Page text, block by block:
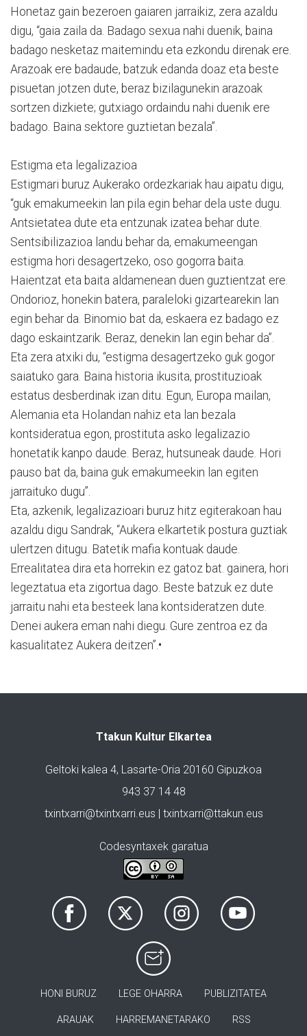
Honetaz gain bezeroen gaiaren jarraikiz, zera azaldu
digu, “gaia zaila da. Badago sexua nahi duenik, baina
badago nesketaz maitemindu eta ezkondu direnak ere.
Arazoak ere badaude, batzuk edanda doaz eta beste
pisuetan jotzen dute, beraz bizilagunekin arazoak
sortzen dizkiete; gutxiago ordaindu nahi duenik ere
badago. Baina sektore guztietan bezala”.
Estigma eta legalizazioa
Estigmari buruz Aukerako ordezkariak hau aipatu digu,
“guk emakumeekin lan pila egin behar dela uste dugu.
Antsietatea dute eta entzunak izatea behar dute.
Sentsibilizazioa landu behar da, emakumeengan
estigma hori desagertzeko, oso gogorra baita.
Haientzat eta baita aldamenean duen guztientzat ere.
Ondorioz, honekin batera, paraleloki gizartearekin lan
egin behar da. Binomio bat da, eskaera ez badago ez
dago eskaintzarik. Beraz, denekin lan egin behar da”.
Eta zera atxiki du, “estigma desagertzeko guk gogor
saiatuko gara. Baina historia ikusita, prostituzioak
estatus desberdinak izan ditu. Egun, Europa mailan,
Alemania eta Holandan nahiz eta lan bezala
kontsideratua egon, prostituta asko legalizazio
honetatik kanpo daude. Beraz, hutsuneak daude. Hori
pauso bat da, baina guk emakumeekin lan egiten
jarraituko dugu”.
Eta, azkenik, legalizazioari buruz hitz egiterakoan hau
azaldu digu Sandrak, “Aukera elkartetik postura guztiak
ulertzen ditugu. Batetik mafia kontuak daude.
Errealitatea dira eta horrekin ez gatoz bat. gainera, hori
legeztatua eta zigortua dago. Beste batzuk ez dute
jarraitu nahi eta besteek lana kontsideratzen dute.
Denei aukera eman nahi diegu. Gure zentroa ez da
kasualitatez Aukera deitzen”.•
Ttakun Kultur Elkartea
Geltoki kalea 4, Lasarte-Oria 20160 Gipuzkoa
943 37 14 48
txintxarri@txintxarri.eus | txintxarri@ttakun.eus
Codesyntaxek garatua
HONI BURUZ LEGE OHARRA PUBLIZITATEA
ARAUAK HARREMANETARAKO RSS